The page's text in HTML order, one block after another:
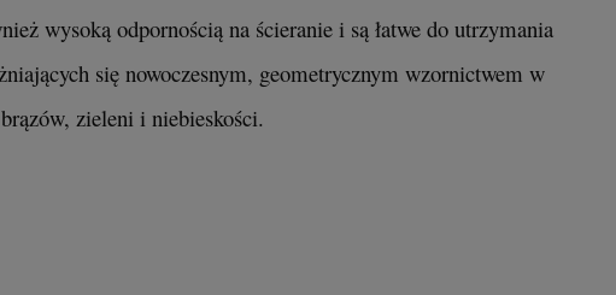
wysoką odpornością na ścieranie i są łatwe do utrzymania
się nowoczesnym, geometrycznym wzornictwem w
zieleni i niebieskości.